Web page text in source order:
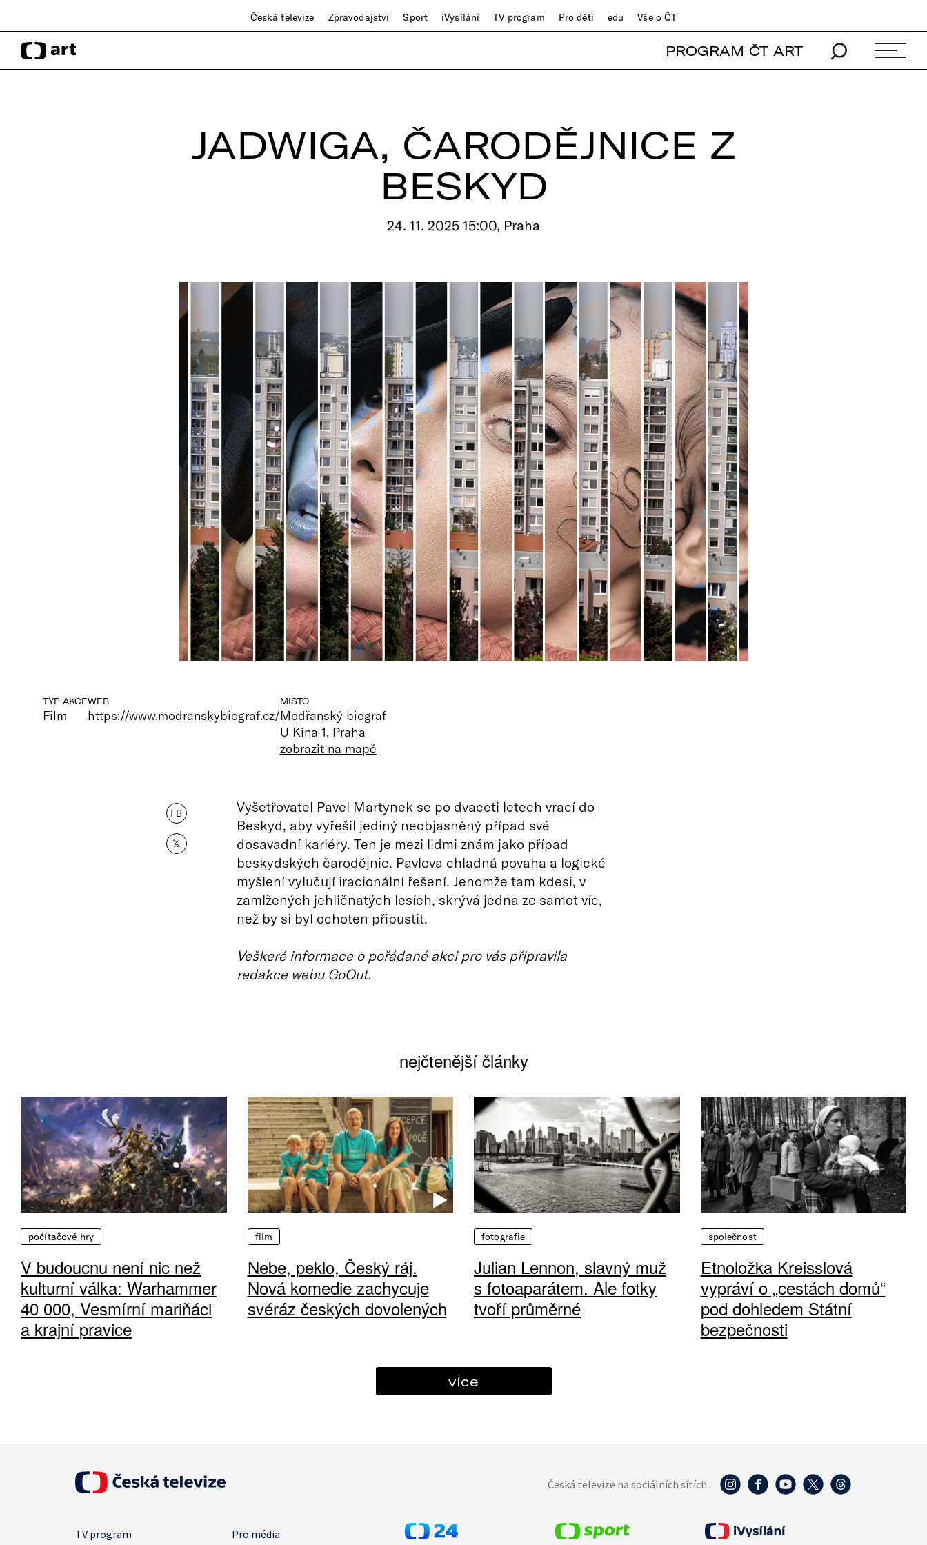
Česká televize Zpravodajství Sport iVysílání TV program Pro děti edu Vše o ČT
PROGRAM ČT ART
JADWIGA, ČARODĚJNICE Z
BESKYD
24. 11. 2025 15:00, Praha
TYP AKCE
Film
WEB
https://www.modranskybiograf.cz/
MÍSTO
Modřanský biograf
U Kina 1, Praha
zobrazit na mapě
FB
𝕏
Vyšetřovatel Pavel Martynek se po dvaceti letech vrací do
Beskyd, aby vyřešil jediný neobjasněný případ své
dosavadní kariéry. Ten je mezi lidmi znám jako případ
beskydských čarodějnic. Pavlova chladná povaha a logické
myšlení vylučují iracionální řešení. Jenomže tam kdesi, v
zamlžených jehličnatých lesích, skrývá jedna ze samot víc,
než by si byl ochoten připustit.
Veškeré informace o pořádané akci pro vás připravila
redakce webu GoOut.
nejčtenější články
počítačové hry
V budoucnu není nic než
kulturní válka: Warhammer
40 000, Vesmírní mariňáci
a krajní pravice
film
Nebe, peklo, Český ráj.
Nová komedie zachycuje
svéráz českých dovolených
fotografie
Julian Lennon, slavný muž
s fotoaparátem. Ale fotky
tvoří průměrné
společnost
Etnoložka Kreisslová
vypráví o „cestách domů“
pod dohledem Státní
bezpečnosti
více
Česká televize na sociálních sítích:
TV program Pro média